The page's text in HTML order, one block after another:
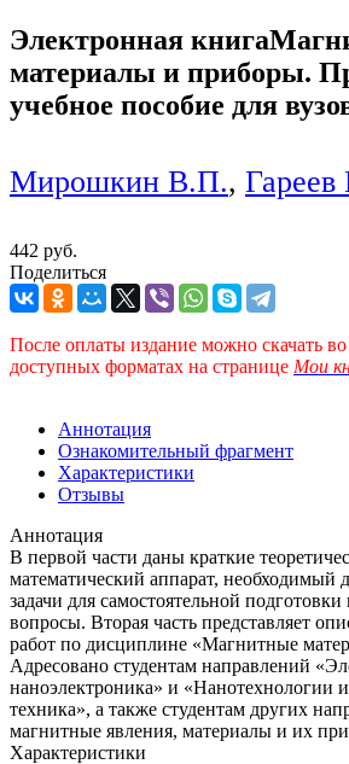
Электронная книга
материалы и приборы.
учебное пособие для
Мирошкин В.П., Гареев
442 руб.
Поделиться
После оплаты издание можно скачать во
доступных форматах на странице Мои
Аннотация
Ознакомительный фрагмент
Характеристики
Отзывы
Аннотация
В первой части даны краткие
математический аппарат, необходимый
задачи для самостоятельной
вопросы. Вторая часть представляет
работ по дисциплине «Магнитные
Адресовано студентам направлений
наноэлектроника» и «Нанотехнологии
техника», а также студентам других
магнитные явления, материалы и их
Характеристики